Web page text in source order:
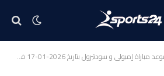
و سودتيرول بتاريخ 2026-01-17 في دوري إيطاليا, الدوري الإيطالي الدرجة الثانية